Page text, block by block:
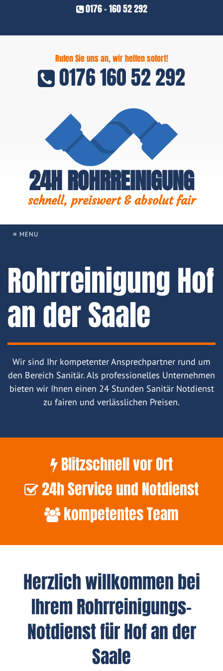
0176 - 160 52 292
Rufen Sie uns an, wir helfen sofort!
0176 160 52 292
24H ROHRREINIGUNG
schnell, preiswert & absolut fair
≡ MENU
Rohrreinigung Hof
an der Saale
Wir sind Ihr kompetenter Ansprechpartner rund um
den Bereich Sanitär. Als professionelles Unternehmen
bieten wir Ihnen einen 24 Stunden Sanitär Notdienst
zu fairen und verlässlichen Preisen.
Blitzschnell vor Ort
24h Service und Notdienst
kompetentes Team
Herzlich willkommen bei
Ihrem Rohrreinigungs-
Notdienst für Hof an der
Saale